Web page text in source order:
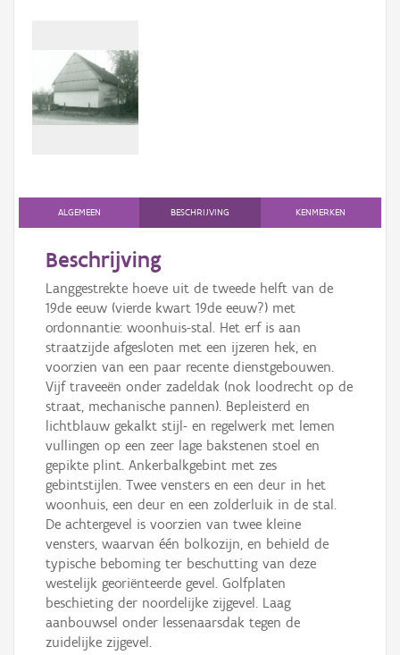
ALGEMEEN BESCHRIJVING KENMERKEN
Beschrijving
Langgestrekte hoeve uit de tweede helft van de
19de eeuw (vierde kwart 19de eeuw?) met
ordonnantie: woonhuis-stal. Het erf is aan
straatzijde afgesloten met een ijzeren hek, en
voorzien van een paar recente dienstgebouwen.
Vijf traveeën onder zadeldak (nok loodrecht op de
straat, mechanische pannen). Bepleisterd en
lichtblauw gekalkt stijl- en regelwerk met lemen
vullingen op een zeer lage bakstenen stoel en
gepikte plint. Ankerbalkgebint met zes
gebintstijlen. Twee vensters en een deur in het
woonhuis, een deur en een zolderluik in de stal.
De achtergevel is voorzien van twee kleine
vensters, waarvan één bolkozijn, en behield de
typische beboming ter beschutting van deze
westelijk georiënteerde gevel. Golfplaten
beschieting der noordelijke zijgevel. Laag
aanbouwsel onder lessenaarsdak tegen de
zuidelijke zijgevel.